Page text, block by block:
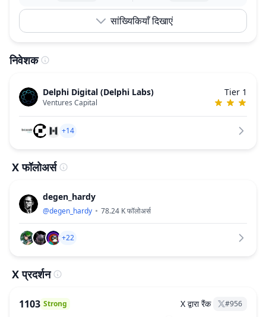
सांख्यिकियाँ दिखाएं
निवेशक
Delphi Digital (Delphi Labs)
Ventures Capital
Tier 1
+14
X फॉलोअर्स
degen_hardy
@degen_hardy 78.24 Kफॉलोअर्स
+22
X प्रदर्शन
1103 Strong X द्वारा रैंक #956